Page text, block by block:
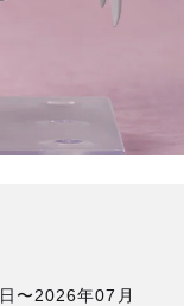
〜2026年07月